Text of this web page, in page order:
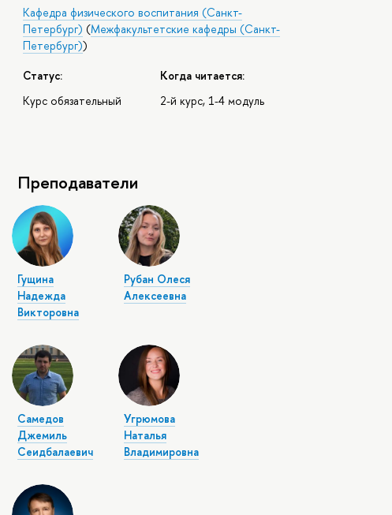
Кафедра физического воспитания (Санкт-
Петербург) (Межфакультетские кафедры (Санкт-
Петербург))
Статус:
Курс обязательный
Когда читается:
2-й курс, 1-4 модуль
Преподаватели
Гущина
Надежда
Викторовна
Рубан Олеся
Алексеевна
Самедов
Джемиль
Сеидбалаевич
Угрюмова
Наталья
Владимировна